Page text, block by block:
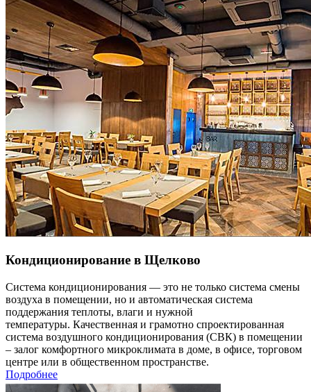
Кондиционирование в Щелково
Система кондиционирования — это не только система смены
воздуха в помещении, но и автоматическая система
поддержания теплоты, влаги и нужной
температуры. Качественная и грамотно спроектированная
система воздушного кондиционирования (СВК) в помещении
– залог комфортного микроклимата в доме, в офисе, торговом
центре или в общественном пространстве.
Подробнее